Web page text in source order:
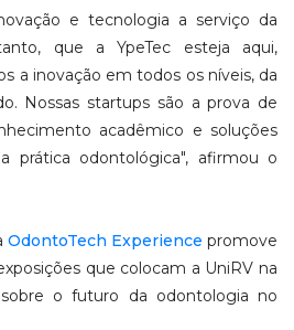
e tecnologia a serviço da
que a YpeTec esteja aqui,
a inovação em todos os níveis, da
Nossas startups são a prova de
acadêmico e soluções
prática odontológica", afirmou o
OdontoTech Experience promove
que colocam a UniRV na
o futuro da odontologia no